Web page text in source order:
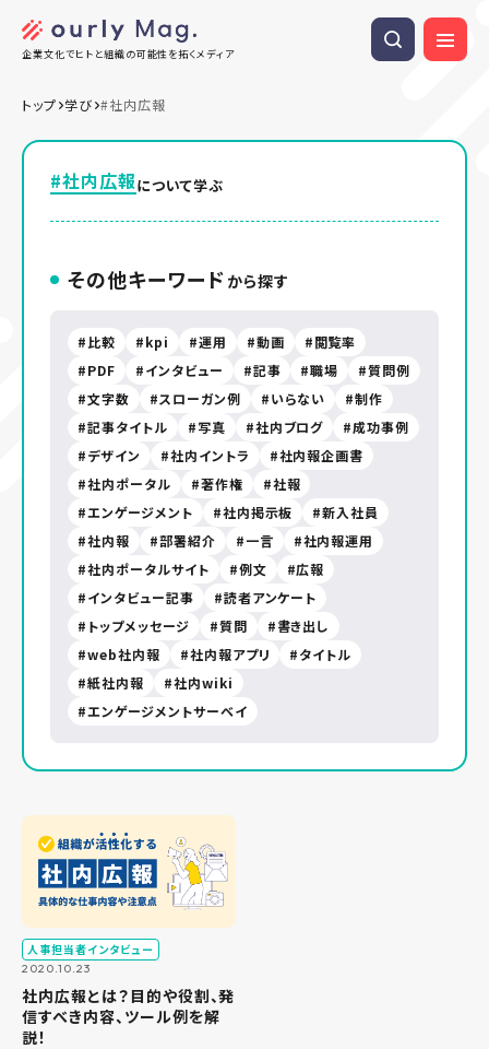
企業文化でヒトと組織の可能性を拓くメディア
トップ 学び #社内広報
#社内広報について学ぶ
その他キーワード から探す
比較 kpi 運用 動画
閲覧率
PDF
インタビュー 記事 職場
質問例
文字数
スローガン例 いらない
制作
記事タイトル
写真 社内ブログ
成功事例
デザイン
社内イントラ
社内報企画書
社内ポータル
著作権
社報
エンゲージメント
社内掲示板
新入社員
社内報
部署紹介 一言
社内報運用
社内ポータルサイト
例文
広報
インタビュー記事
読者アンケート
トップメッセージ
質問
書き出し
web社内報
社内報アプリ
タイトル
紙社内報
社内wiki
エンゲージメントサーベイ
人事担当者インタビュー
2020.10.23
社内広報とは？目的や役割、発
信すべき内容、ツール例を解
説！